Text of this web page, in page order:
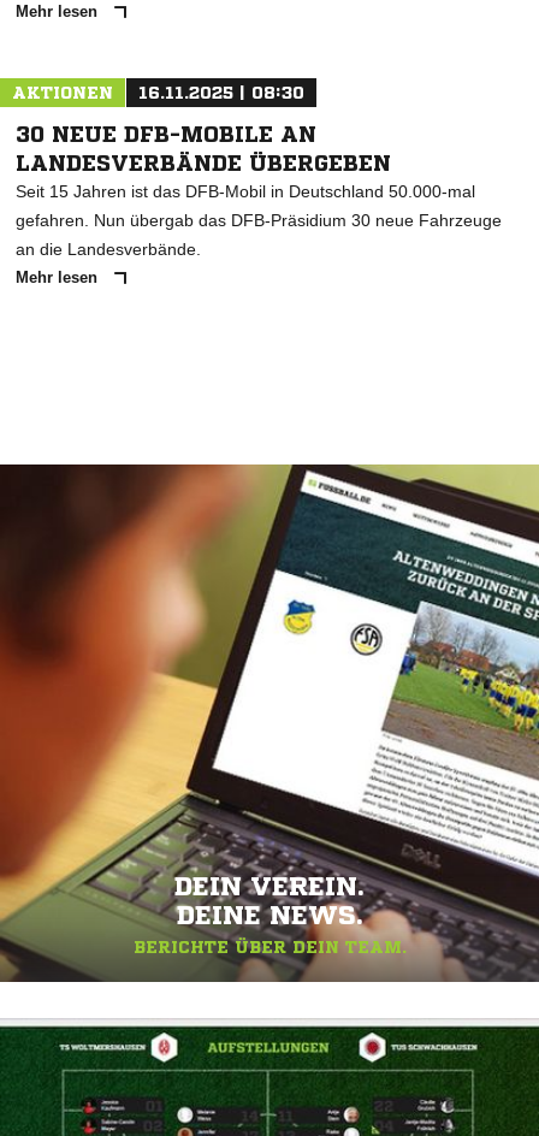
Mehr lesen
AKTIONEN 16.11.2025 | 08:30
30 NEUE DFB-MOBILE AN
LANDESVERBÄNDE ÜBERGEBEN
Seit 15 Jahren ist das DFB-Mobil in Deutschland 50.000-mal
gefahren. Nun übergab das DFB-Präsidium 30 neue Fahrzeuge
an die Landesverbände.
Mehr lesen
DEIN VEREIN.
DEINE NEWS.
BERICHTE ÜBER DEIN TEAM.